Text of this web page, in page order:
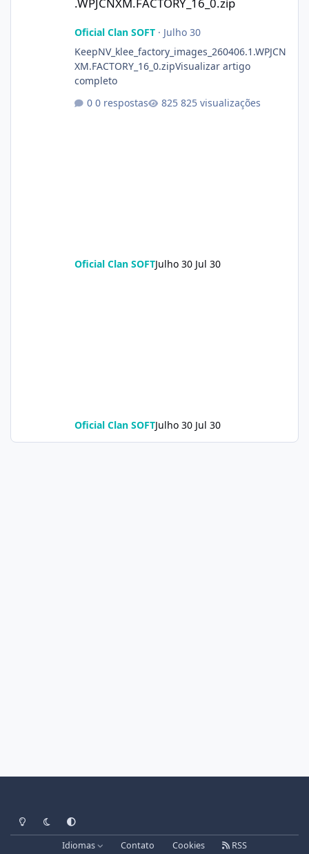
.WPJCNXM.FACTORY_16_0.zip
Oficial Clan SOFT· Julho 30
KeepNV_klee_factory_images_260406.1.WPJCN
XM.FACTORY_16_0.zipVisualizar artigo
completo
0 respostas
825 visualizações
Oficial Clan SOFTJulho 30 Jul 30
Oficial Clan SOFTJulho 30 Jul 30
Light ModeDark ModeSystem Preference
Idiomas Contato Cookies RSS